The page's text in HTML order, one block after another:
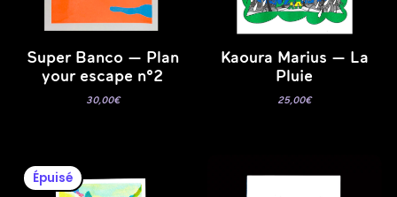
Super Banco — Plan
your escape n°2
30,00€
Kaoura Marius — La
Pluie
25,00€
Épuisé